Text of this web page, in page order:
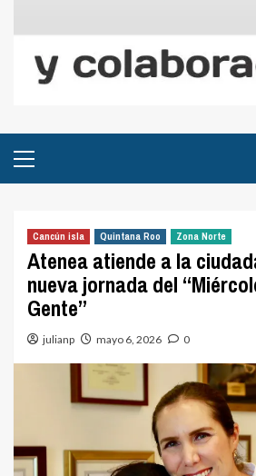
principal
Cancún isla Quintana Roo Zona Norte
Atenea atiende a la
nueva jornada del
Gente”
julianp mayo 6, 2026 0